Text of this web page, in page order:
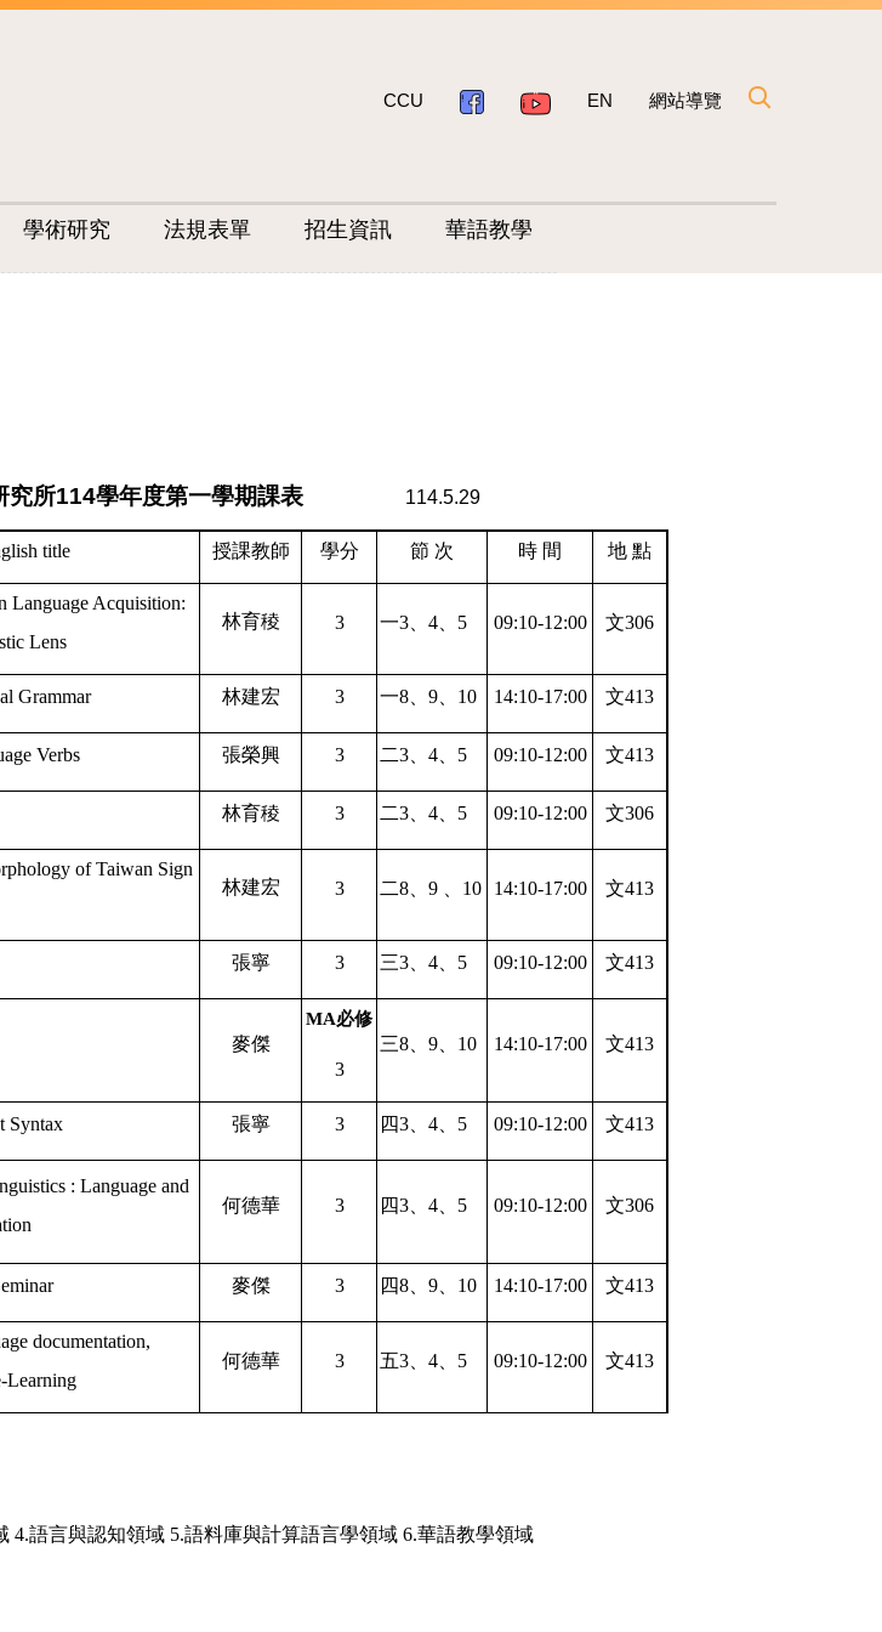
CCU EN 網站導覽
學術研究 法規表單 招生資訊 華語教學
究所114學年度第一學期課表 114.5.29
title 授課教師 學分 節 次 時 間 地 點
Language Acquisition:
Lens
林育稜 3 一3 4 5 09:10-12:00 文306
Grammar 林建宏 3 一8 9 10 14:10-17:00 文413
Verbs 張榮興 3 二3 4 5 09:10-12:00 文413
林育稜 3 二3 4 5 09:10-12:00 文306
of Taiwan Sign
林建宏 3 二8 9 10 14:10-17:00 文413
張寧 3 三3、 4、 5 09:10-12:00 文413
麥傑
MA必修
3
三8、 9、 10 14:10-17:00 文413
Syntax 張寧 3 四3、 4、 5 09:10-12:00 文413
: Language and
何德華 3 四3、 4、 5 09:10-12:00 文306
麥傑 3 四8、 9、 10 14:10-17:00 文413
documentation,
Learning
何德華 3 五3、 4、 5 09:10-12:00 文413
4.語言與認知領域 5.語料庫與計算語言學領域 6.華語教學領域